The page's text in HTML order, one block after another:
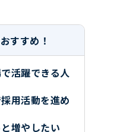
すすめ！
活躍できる人
用活動を進め
増やしたい